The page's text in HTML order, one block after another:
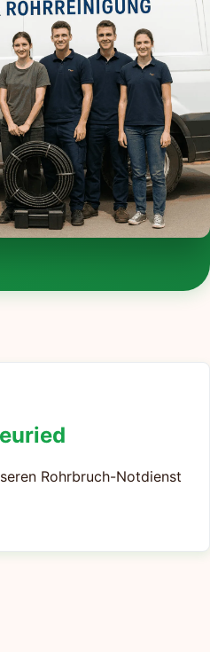
Rohrbruch-Notdienst